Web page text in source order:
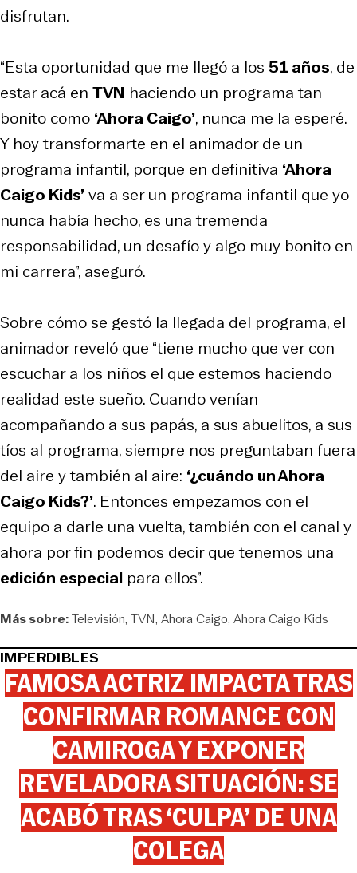
disfrutan.
“Esta oportunidad que me llegó a los 51 años, de
estar acá en TVN haciendo un programa tan
bonito como ‘Ahora Caigo’, nunca me la esperé.
Y hoy transformarte en el animador de un
programa infantil, porque en definitiva ‘Ahora
Caigo Kids’va a ser un programa infantil que yo
nunca había hecho, es una tremenda
responsabilidad, un desafío y algo muy bonito en
mi carrera”, aseguró.
Sobre cómo se gestó la llegada del programa, el
animador reveló que “tiene mucho que ver con
escuchar a los niños el que estemos haciendo
realidad este sueño. Cuando venían
acompañando a sus papás, a sus abuelitos, a sus
tíos al programa, siempre nos preguntaban fuera
del aire y también al aire: ‘¿cuándo un Ahora
Caigo Kids?’. Entonces empezamos con el
equipo a darle una vuelta, también con el canal y
ahora por fin podemos decir que tenemos una
edición especial para ellos”.
Más sobre:Televisión TVN Ahora Caigo Ahora Caigo Kids
IMPERDIBLES
FAMOSA ACTRIZ IMPACTA TRAS
CONFIRMAR ROMANCE CON
CAMIROGA Y EXPONER
REVELADORA SITUACIÓN: SE
ACABÓ TRAS ‘CULPA’ DE UNA
COLEGA